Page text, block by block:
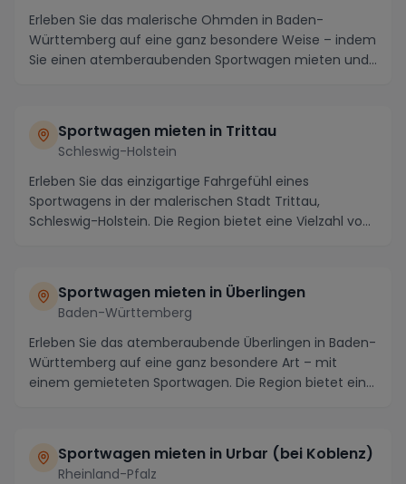
Erleben Sie das malerische Ohmden in Baden-
Württemberg auf eine ganz besondere Weise – indem
Sie einen atemberaubenden Sportwagen mieten und
Sportwagen mieten in Trittau
Schleswig-Holstein
Erleben Sie das einzigartige Fahrgefühl eines
Sportwagens in der malerischen Stadt Trittau,
Schleswig-Holstein. Die Region bietet eine Vielzahl von
Sportwagen mieten in Überlingen
Baden-Württemberg
Erleben Sie das atemberaubende Überlingen in Baden-
Württemberg auf eine ganz besondere Art – mit
einem gemieteten Sportwagen. Die Region bietet eine
Sportwagen mieten in Urbar (bei Koblenz)
Rheinland-Pfalz